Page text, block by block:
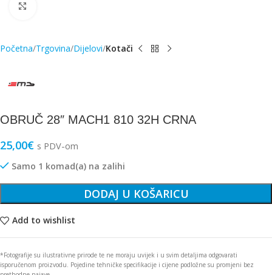
Početna Trgovina Dijelovi Kotači
OBRUČ 28″ MACH1 810 32H CRNA
25,00€ s PDV-om
Samo 1 komad(a) na zalihi
DODAJ U KOŠARICU
Add to wishlist
*Fotografije su ilustrativne prirode te ne moraju uvijek i u svim detaljima odgovarati
isporučenom proizvodu. Pojedine tehničke specifikacije i cijene podložne su promjeni bez